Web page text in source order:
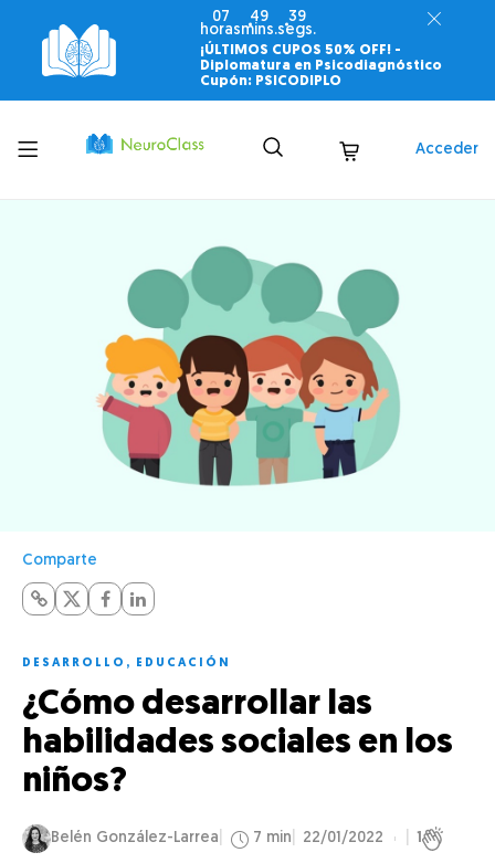
07
horas
49
mins.
37
segs.
¡ÚLTIMOS CUPOS 50% OFF! -
Diplomatura en Psicodiagnóstico
Cupón: PSICODIPLO
Toggle
menu
Acceder
Comparte
DESARROLLO , EDUCACIÓN
¿Cómo desarrollar las
habilidades sociales en los
niños?
Belén González-Larrea 7 min 22/01/2022 1